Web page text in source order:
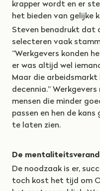
krapper wordt en er
het bieden van gelijke
Steven benadrukt dat
selecteren vaak
“Werkgevers konden
er was altijd wel
Maar die
decennia.”
mensen die minder
passen en hen de
te laten zien.
De
De noodzaak is er,
toch kost het tijd om